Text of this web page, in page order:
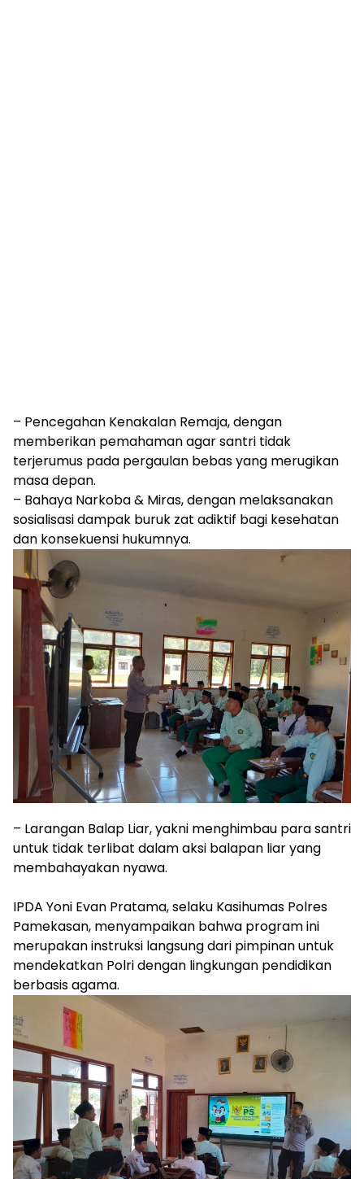
– ​Pencegahan Kenakalan Remaja, dengan
memberikan pemahaman agar santri tidak
terjerumus pada pergaulan bebas yang merugikan
masa depan.
– ​Bahaya Narkoba & Miras, dengan melaksanakan
sosialisasi dampak buruk zat adiktif bagi kesehatan
dan konsekuensi hukumnya.
– ​Larangan Balap Liar, yakni menghimbau para santri
untuk tidak terlibat dalam aksi balapan liar yang
membahayakan nyawa.
​IPDA Yoni Evan Pratama, selaku Kasihumas Polres
Pamekasan, menyampaikan bahwa program ini
merupakan instruksi langsung dari pimpinan untuk
mendekatkan Polri dengan lingkungan pendidikan
berbasis agama.